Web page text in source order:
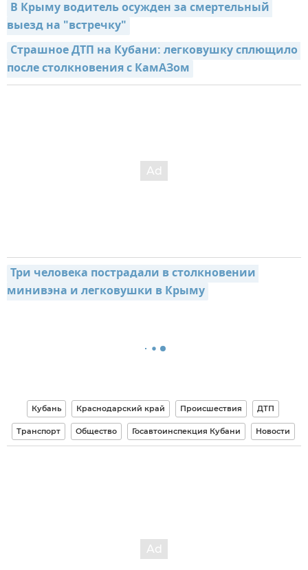
В Крыму водитель осужден за смертельный
выезд на "встречку"
Страшное ДТП на Кубани: легковушку сплющило
после столкновения с КамАЗом
Три человека пострадали в столкновении
минивэна и легковушки в Крыму
Кубань Краснодарский край Происшествия ДТП
Транспорт Общество Госавтоинспекция Кубани Новости